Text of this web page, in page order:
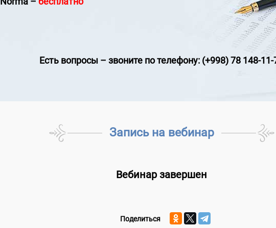
Есть вопросы – звоните по телефону: (+998) 78 148-11-
Запись на вебинар
Вебинар завершен
Поделиться